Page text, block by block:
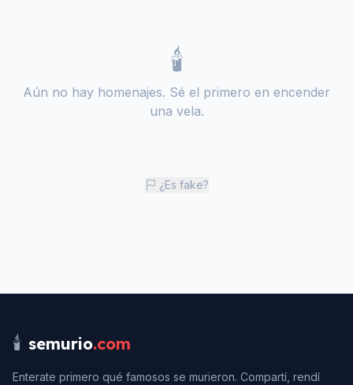
🕯️
Aún no hay homenajes. Sé el primero en encender
una vela.
¿Es fake?
🕯️ semurio.com
Enterate primero qué famosos se murieron. Compartí, rendí